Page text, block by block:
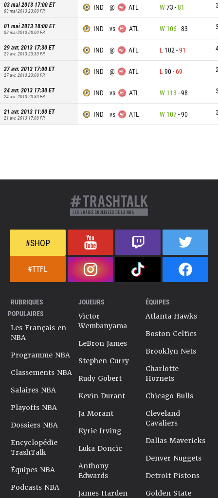
03 mai 2013 17:00ET
03 mai 2013 23:00FR IND @ ATL W73 -81
01 mai 2013 18:00ET
02 mai 2013 00:00FR IND vs ATL W 106-83
29 avr. 2013 17:30ET
29 avr. 2013 23:30FR IND @ ATL L 102 -91
27 avr. 2013 17:00ET
27 avr. 2013 23:00FR IND @ ATL L 90- 69
24 avr. 2013 17:30ET
24 avr. 2013 23:30FR IND vs ATL W 113 -98
21 avr. 2013 11:00ET
21 avr. 2013 17:00FR IND vs ATL W 107-90
#SHOP
#TTFL
RUBRIQUES
POPULAIRES
Les Français en
NBA
Programme NBA
Classements NBA
Salaires NBA
Playoffs NBA
Dossiers NBA
Encyclopédie
TrashTalk
Équipes NBA
Podcasts NBA
JOUEURS
Victor
Wembanyama
LeBron James
Stephen Curry
Rudy Gobert
Kevin Durant
Ja Morant
Kyrie Irving
Luka Doncic
Anthony
Edwards
James Harden
ÉQUIPES
Atlanta Hawks
Boston Celtics
Brooklyn Nets
Charlotte
Hornets
Chicago Bulls
Cleveland
Cavaliers
Dallas Mavericks
Denver Nuggets
Detroit Pistons
Golden State